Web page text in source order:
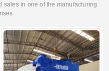
sales in one of the manufacturing